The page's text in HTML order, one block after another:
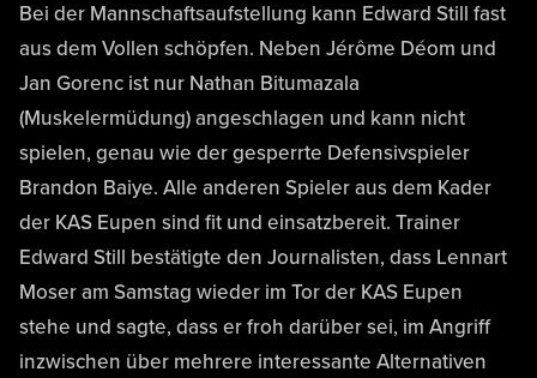
Bei der Mannschaftsaufstellung kann Edward Still fast
aus dem Vollen schöpfen. Neben Jérôme Déom und
Jan Gorenc ist nur Nathan Bitumazala
(Muskelermüdung) angeschlagen und kann nicht
spielen, genau wie der gesperrte Defensivspieler
Brandon Baiye. Alle anderen Spieler aus dem Kader
der KAS Eupen sind fit und einsatzbereit. Trainer
Edward Still bestätigte den Journalisten, dass Lennart
Moser am Samstag wieder im Tor der KAS Eupen
stehe und sagte, dass er froh darüber sei, im Angriff
inzwischen über mehrere interessante Alternativen